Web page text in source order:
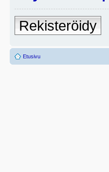
Rekisteröidy
Etusivu